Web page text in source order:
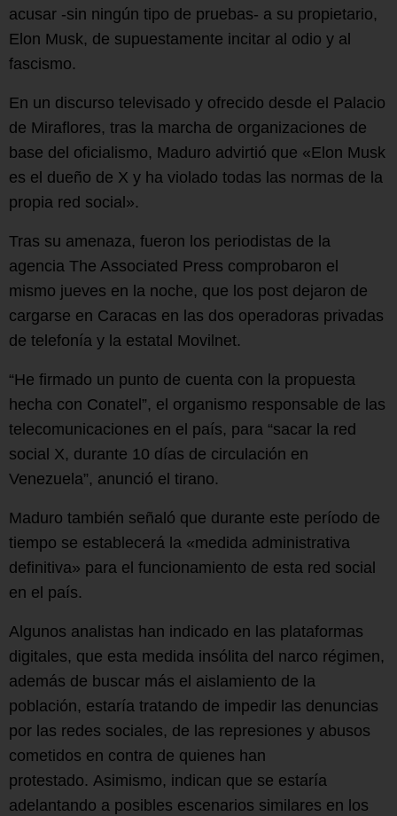
acusar -sin ningún tipo de pruebas- a su propietario,
Elon Musk, de supuestamente incitar al odio y al
fascismo.
En un discurso televisado y ofrecido desde el Palacio
de Miraflores, tras la marcha de organizaciones de
base del oficialismo, Maduro advirtió que «Elon Musk
es el dueño de X y ha violado todas las normas de la
propia red social».
Tras su amenaza, fueron los periodistas de la
agencia The Associated Press comprobaron el
mismo jueves en la noche, que los post dejaron de
cargarse en Caracas en las dos operadoras privadas
de telefonía y la estatal Movilnet.
“He firmado un punto de cuenta con la propuesta
hecha con Conatel”, el organismo responsable de las
telecomunicaciones en el país, para “sacar la red
social X, durante 10 días de circulación en
Venezuela”, anunció el tirano.
Maduro también señaló que durante este período de
tiempo se establecerá la «medida administrativa
definitiva» para el funcionamiento de esta red social
en el país.
Algunos analistas han indicado en las plataformas
digitales, que esta medida insólita del narco régimen,
además de buscar más el aislamiento de la
población, estaría tratando de impedir las denuncias
por las redes sociales, de las represiones y abusos
cometidos en contra de quienes han
protestado. Asimismo, indican que se estaría
adelantando a posibles escenarios similares en los